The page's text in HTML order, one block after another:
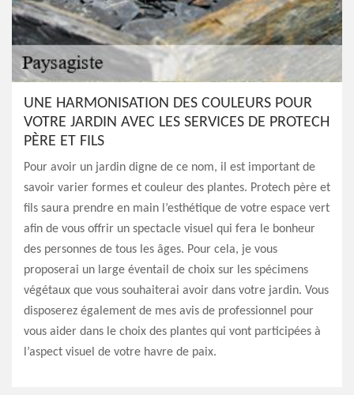
UNE HARMONISATION DES COULEURS POUR
VOTRE JARDIN AVEC LES SERVICES DE PROTECH
PÈRE ET FILS
Pour avoir un jardin digne de ce nom, il est important de
savoir varier formes et couleur des plantes. Protech père et
fils saura prendre en main l’esthétique de votre espace vert
afin de vous offrir un spectacle visuel qui fera le bonheur
des personnes de tous les âges. Pour cela, je vous
proposerai un large éventail de choix sur les spécimens
végétaux que vous souhaiterai avoir dans votre jardin. Vous
disposerez également de mes avis de professionnel pour
vous aider dans le choix des plantes qui vont participées à
l’aspect visuel de votre havre de paix.